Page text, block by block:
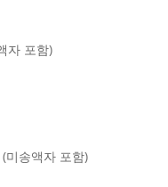
자 포함)
송액자 포함)